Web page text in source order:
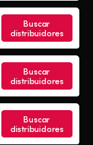
Buscar
distribuidores
Buscar
distribuidores
Buscar
distribuidores